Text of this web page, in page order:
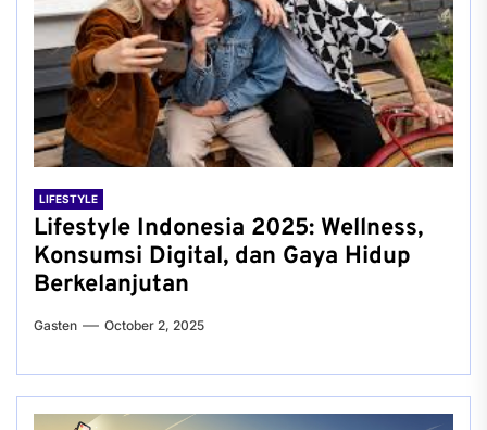
LIFESTYLE
Lifestyle Indonesia 2025: Wellness,
Konsumsi Digital, dan Gaya Hidup
Berkelanjutan
Gasten October 2, 2025